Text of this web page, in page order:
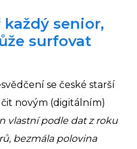
senior,
surfovat
se české starší
novým (digitálním)
vlastní podle dat z roku
bezmála polovina